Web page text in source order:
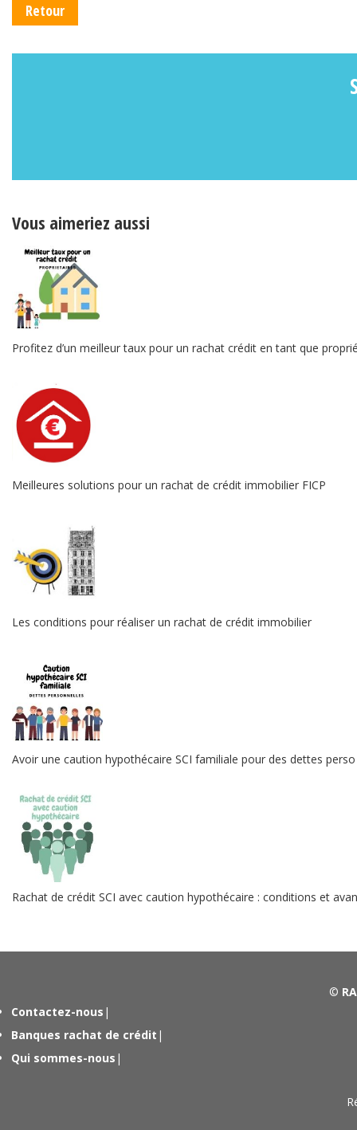
Retour
Vous aimeriez aussi
Profitez d’un meilleur taux pour un rachat crédit en tant que
Meilleures solutions pour un rachat de crédit immobilier FICP
Les conditions pour réaliser un rachat de crédit immobilier
Avoir une caution hypothécaire SCI familiale pour des dettes
Rachat de crédit SCI avec caution hypothécaire : conditions et
©
Contactez-nous |
Banques rachat de crédit |
Qui sommes-nous |